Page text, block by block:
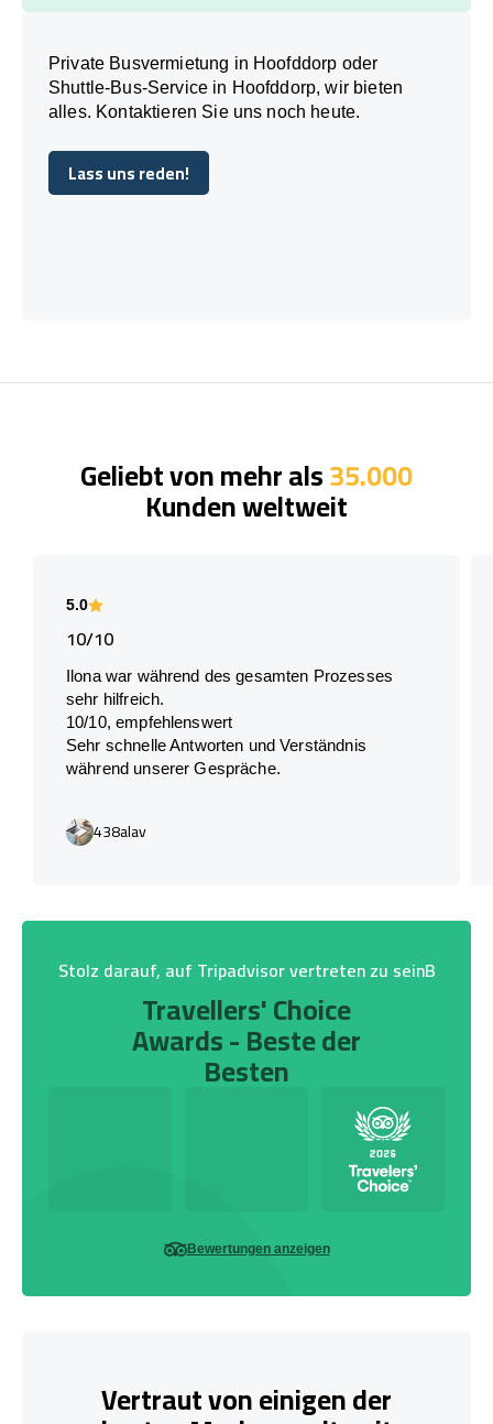
Private Busvermietung in Hoofddorp oder
Shuttle-Bus-Service in Hoofddorp, wir bieten
alles. Kontaktieren Sie uns noch heute.
Lass uns reden!
Lass uns reden!
Geliebt von mehr als35.000
Kunden weltweit
5.0
10/10
Ilona war während des gesamten Prozesses
sehr hilfreich.
10/10, empfehlenswert
Sehr schnelle Antworten und Verständnis
während unserer Gespräche.
438alav
Stolz darauf, auf Tripadvisor vertreten zu seinB
Travellers' Choice
Awards - Beste der
Besten
Bewertungen anzeigen
Vertraut von einigen der